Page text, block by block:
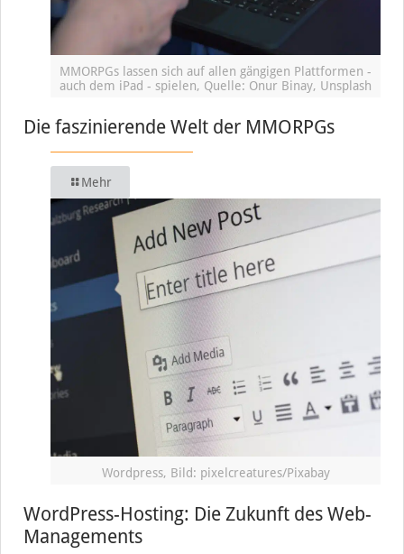
MMORPGs lassen sich auf allen gängigen Plattformen -
auch dem iPad - spielen, Quelle: Onur Binay, Unsplash
Die faszinierende Welt der MMORPGs
Mehr
Wordpress, Bild: pixelcreatures/Pixabay
WordPress-Hosting: Die Zukunft des Web-
Managements